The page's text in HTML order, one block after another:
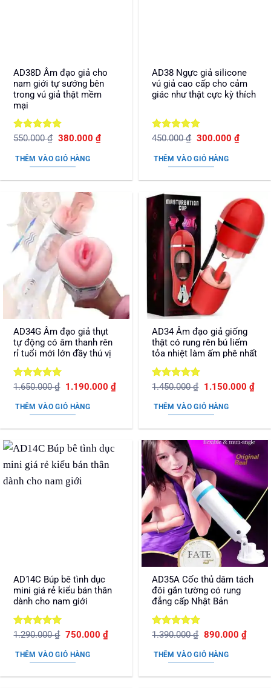
AD38D Âm đạo giả cho
nam giới tự sướng bên
trong vú giả thật mềm
mại
Được xếp
sao
550.000₫ Giá
là:
550.000 ₫.
380.000 ₫Giá
hiện
THÊM VÀO GIỎ HÀNG
AD38 Ngực giả silicone
vú giả cao cấp cho cảm
giác như thật cực kỳ thích
Được xếp
sao
450.000₫ Giá
là:
450.000 ₫.
300.000 ₫Giá
hiện
THÊM VÀO GIỎ HÀNG
AD34G Âm đạo giả thụt
tự động có âm thanh rên
rỉ tuổi mới lớn đầy thú vị
Được xếp
sao
1.650.000₫ Giá
là:
1.650.000 ₫.
1.190.000 ₫Giá
hiện
THÊM VÀO GIỎ HÀNG
AD34 Âm đạo giả giống
thật có rung rên bú liếm
tỏa nhiệt làm ấm phê nhất
Được xếp
sao
1.450.000₫ Giá
là:
1.450.000 ₫.
1.150.000 ₫Giá
hiện
THÊM VÀO GIỎ HÀNG
AD14C Búp bê tình dục
mini giá rẻ kiểu bán thân
dành cho nam giới
Được xếp
sao
1.290.000₫ Giá
là:
1.290.000 ₫.
750.000 ₫Giá
hiện
THÊM VÀO GIỎ HÀNG
AD35A Cốc thủ dâm tách
đôi gắn tường có rung
đẳng cấp Nhật Bản
Được xếp
sao
1.390.000₫ Giá
là:
1.390.000 ₫.
890.000 ₫Giá
hiện
THÊM VÀO GIỎ HÀNG